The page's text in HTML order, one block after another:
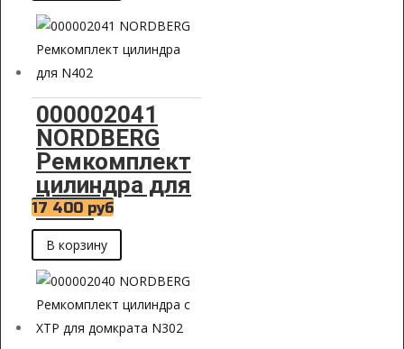
000002041
NORDBERG
Ремкомплект
цилиндра для
N402
17 400 руб
В корзину